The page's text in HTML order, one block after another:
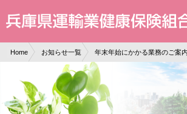
Home お知らせ一覧 年末年始にかかる業務のご案内